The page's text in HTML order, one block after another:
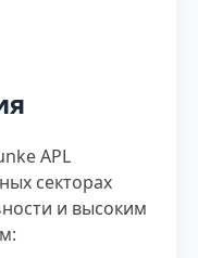
APL
секторах
и высоким